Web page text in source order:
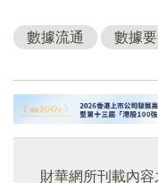
數據流通 數據
財華網所刊載內